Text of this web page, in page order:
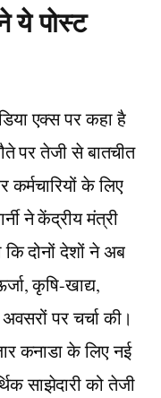
ये पोस्ट
एक्स पर कहा है
पर तेजी से बातचीत
के लिए
ने केंद्रीय मंत्री
दोनों देशों ने अब
कृषि-खाद्य,
पर चर्चा की।
कनाडा के लिए नई
साझेदारी को तेजी